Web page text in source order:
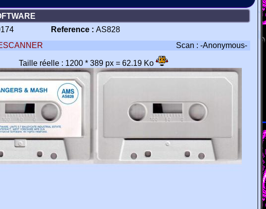
Reference : AS828
Scan : -Anonymous-
Taille réelle : 1200 * 389 px = 62.19 Ko